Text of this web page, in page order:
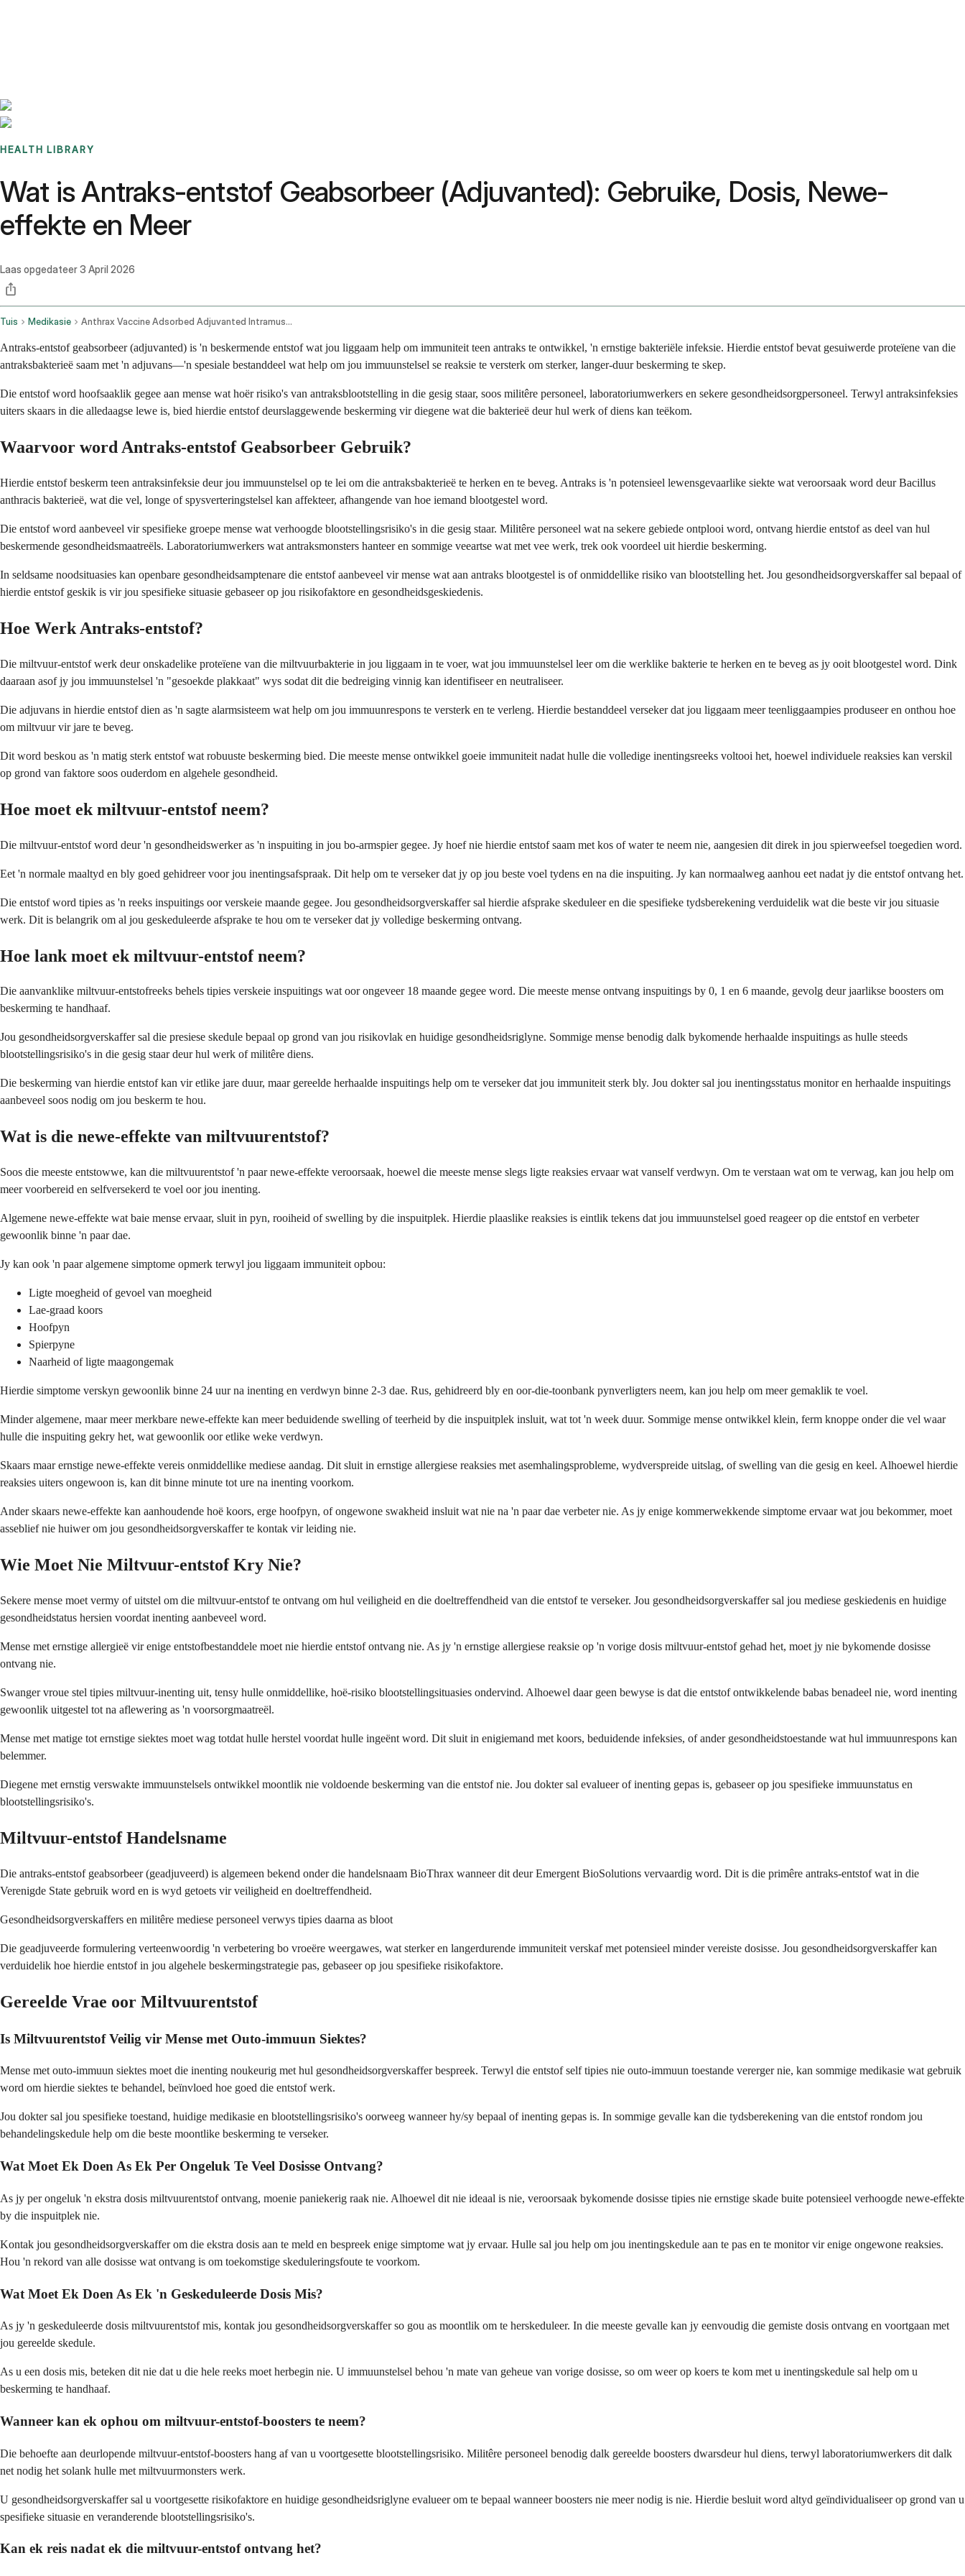
HEALTH LIBRARY
Wat is Antraks-entstof Geabsorbeer (Adjuvanted): Gebruike, Dosis, Newe-
effekte en Meer
Laas opgedateer3 April 2026
Tuis Medikasie Anthrax Vaccine Adsorbed Adjuvanted Intramuscular Route
Antraks-entstof geabsorbeer (adjuvanted) is 'n beskermende entstof wat jou liggaam help om immuniteit teen antraks te ontwikkel, 'n ernstige bakteriële infeksie. Hierdie entstof bevat gesuiwerde proteïene van die
antraksbakterieë saam met 'n adjuvans—'n spesiale bestanddeel wat help om jou immuunstelsel se reaksie te versterk om sterker, langer-duur beskerming te skep.
Die entstof word hoofsaaklik gegee aan mense wat hoër risiko's van antraksblootstelling in die gesig staar, soos militêre personeel, laboratoriumwerkers en sekere gesondheidsorgpersoneel. Terwyl antraksinfeksies
uiters skaars in die alledaagse lewe is, bied hierdie entstof deurslaggewende beskerming vir diegene wat die bakterieë deur hul werk of diens kan teëkom.
Waarvoor word Antraks-entstof Geabsorbeer Gebruik?
Hierdie entstof beskerm teen antraksinfeksie deur jou immuunstelsel op te lei om die antraksbakterieë te herken en te beveg. Antraks is 'n potensieel lewensgevaarlike siekte wat veroorsaak word deur Bacillus
anthracis bakterieë, wat die vel, longe of spysverteringstelsel kan affekteer, afhangende van hoe iemand blootgestel word.
Die entstof word aanbeveel vir spesifieke groepe mense wat verhoogde blootstellingsrisiko's in die gesig staar. Militêre personeel wat na sekere gebiede ontplooi word, ontvang hierdie entstof as deel van hul
beskermende gesondheidsmaatreëls. Laboratoriumwerkers wat antraksmonsters hanteer en sommige veeartse wat met vee werk, trek ook voordeel uit hierdie beskerming.
In seldsame noodsituasies kan openbare gesondheidsamptenare die entstof aanbeveel vir mense wat aan antraks blootgestel is of onmiddellike risiko van blootstelling het. Jou gesondheidsorgverskaffer sal bepaal of
hierdie entstof geskik is vir jou spesifieke situasie gebaseer op jou risikofaktore en gesondheidsgeskiedenis.
Hoe Werk Antraks-entstof?
Die miltvuur-entstof werk deur onskadelike proteïene van die miltvuurbakterie in jou liggaam in te voer, wat jou immuunstelsel leer om die werklike bakterie te herken en te beveg as jy ooit blootgestel word. Dink
daaraan asof jy jou immuunstelsel 'n "gesoekde plakkaat" wys sodat dit die bedreiging vinnig kan identifiseer en neutraliseer.
Die adjuvans in hierdie entstof dien as 'n sagte alarmsisteem wat help om jou immuunrespons te versterk en te verleng. Hierdie bestanddeel verseker dat jou liggaam meer teenliggaampies produseer en onthou hoe
om miltvuur vir jare te beveg.
Dit word beskou as 'n matig sterk entstof wat robuuste beskerming bied. Die meeste mense ontwikkel goeie immuniteit nadat hulle die volledige inentingsreeks voltooi het, hoewel individuele reaksies kan verskil
op grond van faktore soos ouderdom en algehele gesondheid.
Hoe moet ek miltvuur-entstof neem?
Die miltvuur-entstof word deur 'n gesondheidswerker as 'n inspuiting in jou bo-armspier gegee. Jy hoef nie hierdie entstof saam met kos of water te neem nie, aangesien dit direk in jou spierweefsel toegedien word.
Eet 'n normale maaltyd en bly goed gehidreer voor jou inentingsafspraak. Dit help om te verseker dat jy op jou beste voel tydens en na die inspuiting. Jy kan normaalweg aanhou eet nadat jy die entstof ontvang het.
Die entstof word tipies as 'n reeks inspuitings oor verskeie maande gegee. Jou gesondheidsorgverskaffer sal hierdie afsprake skeduleer en die spesifieke tydsberekening verduidelik wat die beste vir jou situasie
werk. Dit is belangrik om al jou geskeduleerde afsprake te hou om te verseker dat jy volledige beskerming ontvang.
Hoe lank moet ek miltvuur-entstof neem?
Die aanvanklike miltvuur-entstofreeks behels tipies verskeie inspuitings wat oor ongeveer 18 maande gegee word. Die meeste mense ontvang inspuitings by 0, 1 en 6 maande, gevolg deur jaarlikse boosters om
beskerming te handhaaf.
Jou gesondheidsorgverskaffer sal die presiese skedule bepaal op grond van jou risikovlak en huidige gesondheidsriglyne. Sommige mense benodig dalk bykomende herhaalde inspuitings as hulle steeds
blootstellingsrisiko's in die gesig staar deur hul werk of militêre diens.
Die beskerming van hierdie entstof kan vir etlike jare duur, maar gereelde herhaalde inspuitings help om te verseker dat jou immuniteit sterk bly. Jou dokter sal jou inentingsstatus monitor en herhaalde inspuitings
aanbeveel soos nodig om jou beskerm te hou.
Wat is die newe-effekte van miltvuurentstof?
Soos die meeste entstowwe, kan die miltvuurentstof 'n paar newe-effekte veroorsaak, hoewel die meeste mense slegs ligte reaksies ervaar wat vanself verdwyn. Om te verstaan wat om te verwag, kan jou help om
meer voorbereid en selfversekerd te voel oor jou inenting.
Algemene newe-effekte wat baie mense ervaar, sluit in pyn, rooiheid of swelling by die inspuitplek. Hierdie plaaslike reaksies is eintlik tekens dat jou immuunstelsel goed reageer op die entstof en verbeter
gewoonlik binne 'n paar dae.
Jy kan ook 'n paar algemene simptome opmerk terwyl jou liggaam immuniteit opbou:
Ligte moegheid of gevoel van moegheid
Lae-graad koors
Hoofpyn
Spierpyne
Naarheid of ligte maagongemak
Hierdie simptome verskyn gewoonlik binne 24 uur na inenting en verdwyn binne 2-3 dae. Rus, gehidreerd bly en oor-die-toonbank pynverligters neem, kan jou help om meer gemaklik te voel.
Minder algemene, maar meer merkbare newe-effekte kan meer beduidende swelling of teerheid by die inspuitplek insluit, wat tot 'n week duur. Sommige mense ontwikkel klein, ferm knoppe onder die vel waar
hulle die inspuiting gekry het, wat gewoonlik oor etlike weke verdwyn.
Skaars maar ernstige newe-effekte vereis onmiddellike mediese aandag. Dit sluit in ernstige allergiese reaksies met asemhalingsprobleme, wydverspreide uitslag, of swelling van die gesig en keel. Alhoewel hierdie
reaksies uiters ongewoon is, kan dit binne minute tot ure na inenting voorkom.
Ander skaars newe-effekte kan aanhoudende hoë koors, erge hoofpyn, of ongewone swakheid insluit wat nie na 'n paar dae verbeter nie. As jy enige kommerwekkende simptome ervaar wat jou bekommer, moet
asseblief nie huiwer om jou gesondheidsorgverskaffer te kontak vir leiding nie.
Wie Moet Nie Miltvuur-entstof Kry Nie?
Sekere mense moet vermy of uitstel om die miltvuur-entstof te ontvang om hul veiligheid en die doeltreffendheid van die entstof te verseker. Jou gesondheidsorgverskaffer sal jou mediese geskiedenis en huidige
gesondheidstatus hersien voordat inenting aanbeveel word.
Mense met ernstige allergieë vir enige entstofbestanddele moet nie hierdie entstof ontvang nie. As jy 'n ernstige allergiese reaksie op 'n vorige dosis miltvuur-entstof gehad het, moet jy nie bykomende dosisse
ontvang nie.
Swanger vroue stel tipies miltvuur-inenting uit, tensy hulle onmiddellike, hoë-risiko blootstellingsituasies ondervind. Alhoewel daar geen bewyse is dat die entstof ontwikkelende babas benadeel nie, word inenting
gewoonlik uitgestel tot na aflewering as 'n voorsorgmaatreël.
Mense met matige tot ernstige siektes moet wag totdat hulle herstel voordat hulle ingeënt word. Dit sluit in enigiemand met koors, beduidende infeksies, of ander gesondheidstoestande wat hul immuunrespons kan
belemmer.
Diegene met ernstig verswakte immuunstelsels ontwikkel moontlik nie voldoende beskerming van die entstof nie. Jou dokter sal evalueer of inenting gepas is, gebaseer op jou spesifieke immuunstatus en
blootstellingsrisiko's.
Miltvuur-entstof Handelsname
Die antraks-entstof geabsorbeer (geadjuveerd) is algemeen bekend onder die handelsnaam BioThrax wanneer dit deur Emergent BioSolutions vervaardig word. Dit is die primêre antraks-entstof wat in die
Verenigde State gebruik word en is wyd getoets vir veiligheid en doeltreffendheid.
Gesondheidsorgverskaffers en militêre mediese personeel verwys tipies daarna as bloot
Die geadjuveerde formulering verteenwoordig 'n verbetering bo vroeëre weergawes, wat sterker en langerdurende immuniteit verskaf met potensieel minder vereiste dosisse. Jou gesondheidsorgverskaffer kan
verduidelik hoe hierdie entstof in jou algehele beskermingstrategie pas, gebaseer op jou spesifieke risikofaktore.
Gereelde Vrae oor Miltvuurentstof
Is Miltvuurentstof Veilig vir Mense met Outo-immuun Siektes?
Mense met outo-immuun siektes moet die inenting noukeurig met hul gesondheidsorgverskaffer bespreek. Terwyl die entstof self tipies nie outo-immuun toestande vererger nie, kan sommige medikasie wat gebruik
word om hierdie siektes te behandel, beïnvloed hoe goed die entstof werk.
Jou dokter sal jou spesifieke toestand, huidige medikasie en blootstellingsrisiko's oorweeg wanneer hy/sy bepaal of inenting gepas is. In sommige gevalle kan die tydsberekening van die entstof rondom jou
behandelingskedule help om die beste moontlike beskerming te verseker.
Wat Moet Ek Doen As Ek Per Ongeluk Te Veel Dosisse Ontvang?
As jy per ongeluk 'n ekstra dosis miltvuurentstof ontvang, moenie paniekerig raak nie. Alhoewel dit nie ideaal is nie, veroorsaak bykomende dosisse tipies nie ernstige skade buite potensieel verhoogde newe-effekte
by die inspuitplek nie.
Kontak jou gesondheidsorgverskaffer om die ekstra dosis aan te meld en bespreek enige simptome wat jy ervaar. Hulle sal jou help om jou inentingskedule aan te pas en te monitor vir enige ongewone reaksies.
Hou 'n rekord van alle dosisse wat ontvang is om toekomstige skeduleringsfoute te voorkom.
Wat Moet Ek Doen As Ek 'n Geskeduleerde Dosis Mis?
As jy 'n geskeduleerde dosis miltvuurentstof mis, kontak jou gesondheidsorgverskaffer so gou as moontlik om te herskeduleer. In die meeste gevalle kan jy eenvoudig die gemiste dosis ontvang en voortgaan met
jou gereelde skedule.
As u een dosis mis, beteken dit nie dat u die hele reeks moet herbegin nie. U immuunstelsel behou 'n mate van geheue van vorige dosisse, so om weer op koers te kom met u inentingskedule sal help om u
beskerming te handhaaf.
Wanneer kan ek ophou om miltvuur-entstof-boosters te neem?
Die behoefte aan deurlopende miltvuur-entstof-boosters hang af van u voortgesette blootstellingsrisiko. Militêre personeel benodig dalk gereelde boosters dwarsdeur hul diens, terwyl laboratoriumwerkers dit dalk
net nodig het solank hulle met miltvuurmonsters werk.
U gesondheidsorgverskaffer sal u voortgesette risikofaktore en huidige gesondheidsriglyne evalueer om te bepaal wanneer boosters nie meer nodig is nie. Hierdie besluit word altyd geïndividualiseer op grond van u
spesifieke situasie en veranderende blootstellingsrisiko's.
Kan ek reis nadat ek die miltvuur-entstof ontvang het?